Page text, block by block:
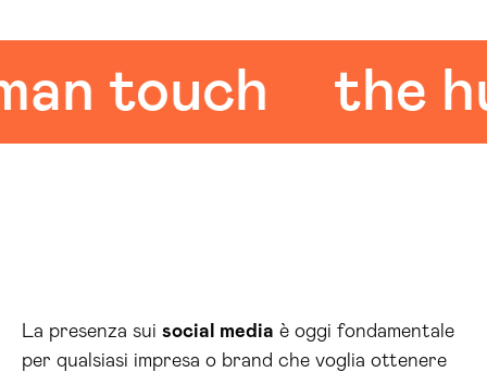
touch the
La presenza sui social media è oggi fondamentale
per qualsiasi impresa o brand che voglia ottenere